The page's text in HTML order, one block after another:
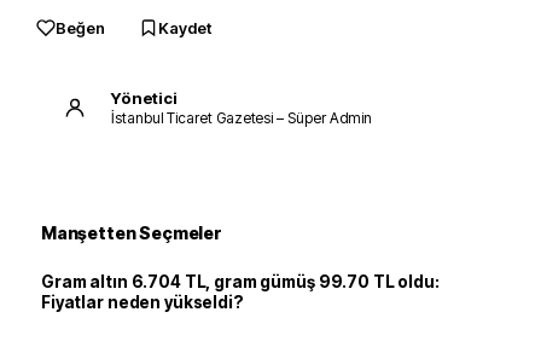
Beğen Kaydet
Yönetici
İstanbul Ticaret Gazetesi – Süper Admin
Manşetten Seçmeler
Gram altın 6.704 TL, gram gümüş 99.70 TL oldu:
Fiyatlar neden yükseldi?